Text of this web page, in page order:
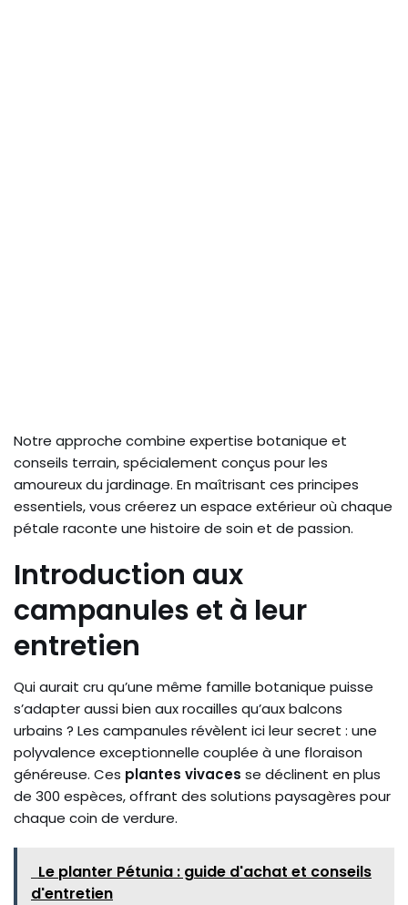
Notre approche combine expertise botanique et
conseils terrain, spécialement conçus pour les
amoureux du jardinage. En maîtrisant ces principes
essentiels, vous créerez un espace extérieur où chaque
pétale raconte une histoire de soin et de passion.
Introduction aux
campanules et à leur
entretien
Qui aurait cru qu’une même famille botanique puisse
s’adapter aussi bien aux rocailles qu’aux balcons
urbains ? Les campanules révèlent ici leur secret : une
polyvalence exceptionnelle couplée à une floraison
généreuse. Ces plantes vivaces se déclinent en plus
de 300 espèces, offrant des solutions paysagères pour
chaque coin de verdure.
Le planter Pétunia : guide d'achat et conseils
d'entretien